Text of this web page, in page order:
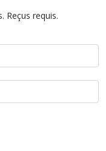
Reçus requis.